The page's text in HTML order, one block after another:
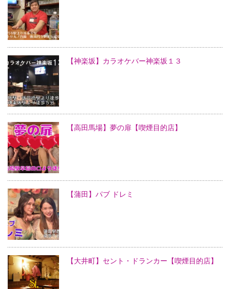
【神楽坂】カラオケバー神楽坂１３
【高田馬場】夢の扉【喫煙目的店】
【蒲田】パブ ドレミ
【大井町】セント・ドランカー【喫煙目的店】